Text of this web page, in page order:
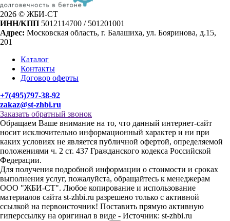
2026 © ЖБИ-СТ
ИНН/КПП 5012114700 / 501201001
Адрес: Московская область, г. Балашиха, ул. Бояринова, д.15,
201
Каталог
Контакты
Договор оферты
+7(495)797-38-92
zakaz@st-zhbi.ru
Заказать обратный звонок
Обращаем Ваше внимание на то, что данный интернет-сайт
носит исключительно информационный характер и ни при
каких условиях не является публичной офертой, определяемой
положениями ч. 2 ст. 437 Гражданского кодекса Российской
Федерации.
Для получения подробной информации о стоимости и сроках
выполнения услуг, пожалуйста, обращайтесь к менеджерам
ООО "ЖБИ-СТ". Любое копирование и использование
материалов сайта st-zhbi.ru разрешено только с активной
ссылкой на первоисточник! Поставить прямую активную
гиперссылку на оригинал в виде - Источник: st-zhbi.ru